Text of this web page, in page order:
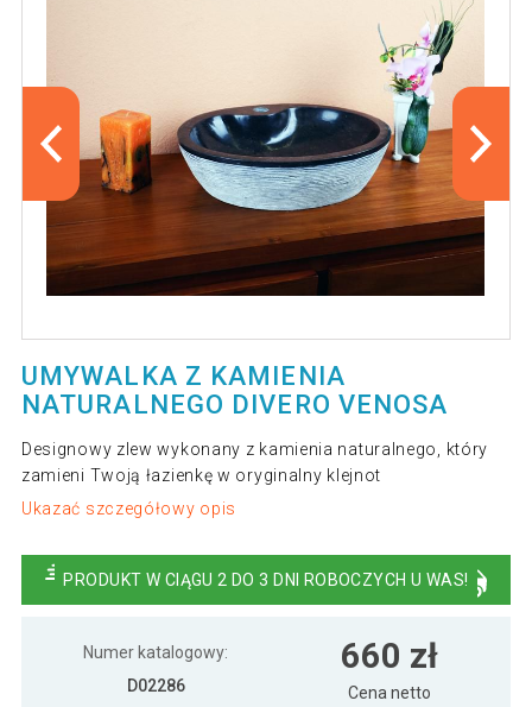
UMYWALKA Z KAMIENIA
NATURALNEGO DIVERO VENOSA
Designowy zlew wykonany z kamienia naturalnego, który
zamieni Twoją łazienkę w oryginalny klejnot
Ukazać szczegółowy opis
PRODUKT W CIĄGU 2 DO 3 DNI ROBOCZYCH U WAS!
Numer katalogowy:
D02286
660 zł
Cena netto